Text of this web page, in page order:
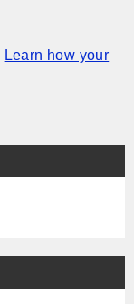
Learn how your